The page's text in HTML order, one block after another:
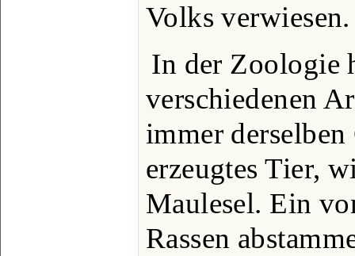
Volks verwiesen.
In der Zoologie
verschiedenen
immer
erzeugtes Tier,
Maulesel. Ein
Rassen